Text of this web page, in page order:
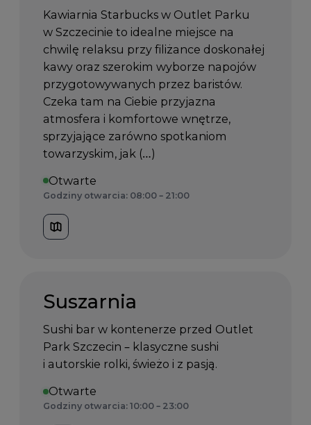
Kawiarnia Starbucks w Outlet Parku
w Szczecinie to idealne miejsce na
chwilę relaksu przy filiżance doskonałej
kawy oraz szerokim wyborze napojów
przygotowywanych przez baristów.
Czeka tam na Ciebie przyjazna
atmosfera i komfortowe wnętrze,
sprzyjające zarówno spotkaniom
towarzyskim, jak (…)
Otwarte
Godziny otwarcia: 08:00 – 21:00
Suszarnia
Sushi bar w kontenerze przed Outlet
Park Szczecin – klasyczne sushi
i autorskie rolki, świeżo i z pasją.
Otwarte
Godziny otwarcia: 10:00 – 23:00